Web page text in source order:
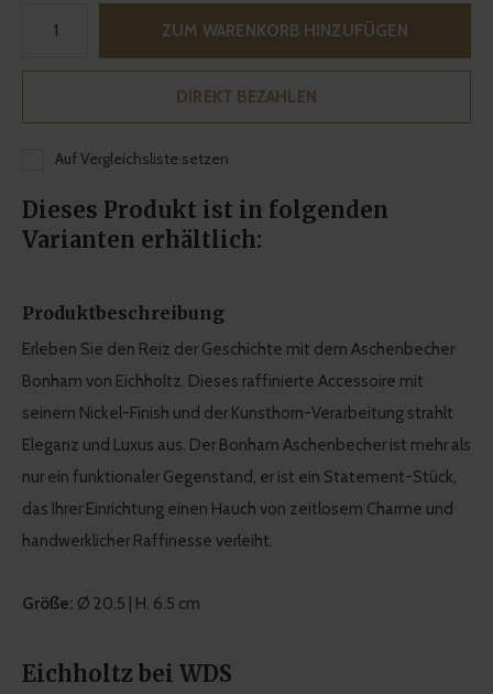
ZUM WARENKORB HINZUFÜGEN
DIREKT BEZAHLEN
Auf Vergleichsliste setzen
Dieses Produkt ist in folgenden
Varianten erhältlich:
Produktbeschreibung
Erleben Sie den Reiz der Geschichte mit dem Aschenbecher
Bonham von Eichholtz. Dieses raffinierte Accessoire mit
seinem Nickel-Finish und der Kunsthorn-Verarbeitung strahlt
Eleganz und Luxus aus. Der Bonham Aschenbecher ist mehr als
nur ein funktionaler Gegenstand, er ist ein Statement-Stück,
das Ihrer Einrichtung einen Hauch von zeitlosem Charme und
handwerklicher Raffinesse verleiht.
Größe: Ø 20.5 | H. 6.5 cm
Eichholtz bei WDS